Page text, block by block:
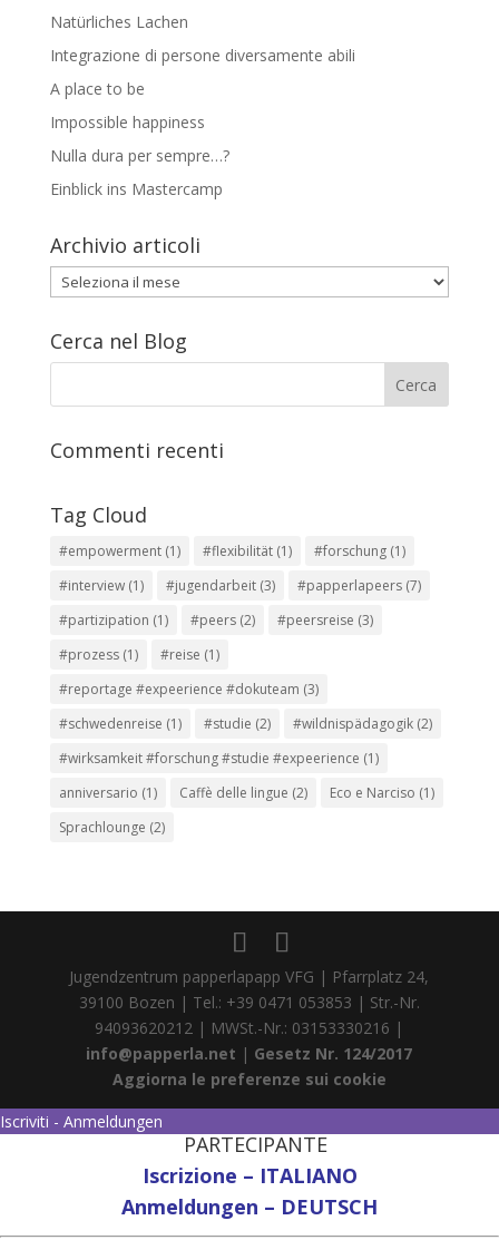
Natürliches Lachen
Integrazione di persone diversamente abili
A place to be
Impossible happiness
Nulla dura per sempre…?
Einblick ins Mastercamp
Archivio articoli
Archivio
articoli
Cerca nel Blog
Commenti recenti
Tag Cloud
#empowerment(1) #flexibilität(1) #forschung(1)
#interview(1) #jugendarbeit(3) #papperlapeers(7)
#partizipation (1) #peers(2) #peersreise (3)
#prozess(1) #reise (1)
#reportage #expeerience #dokuteam (3)
#schwedenreise (1) #studie (2) #wildnispädagogik(2)
#wirksamkeit #forschung #studie #expeerience (1)
anniversario (1) Caffè delle lingue (2) Eco e Narciso (1)
Sprachlounge (2)
Jugendzentrum papperlapapp VFG | Pfarrplatz 24,
39100 Bozen | Tel.: +39 0471 053853 | Str.-Nr.
94093620212 | MWSt.-Nr.: 03153330216 |
info@papperla.net | Gesetz Nr. 124/2017
Aggiorna le preferenze sui cookie
Iscriviti - Anmeldungen
PARTECIPANTE
Iscrizione – ITALIANO
Anmeldungen – DEUTSCH